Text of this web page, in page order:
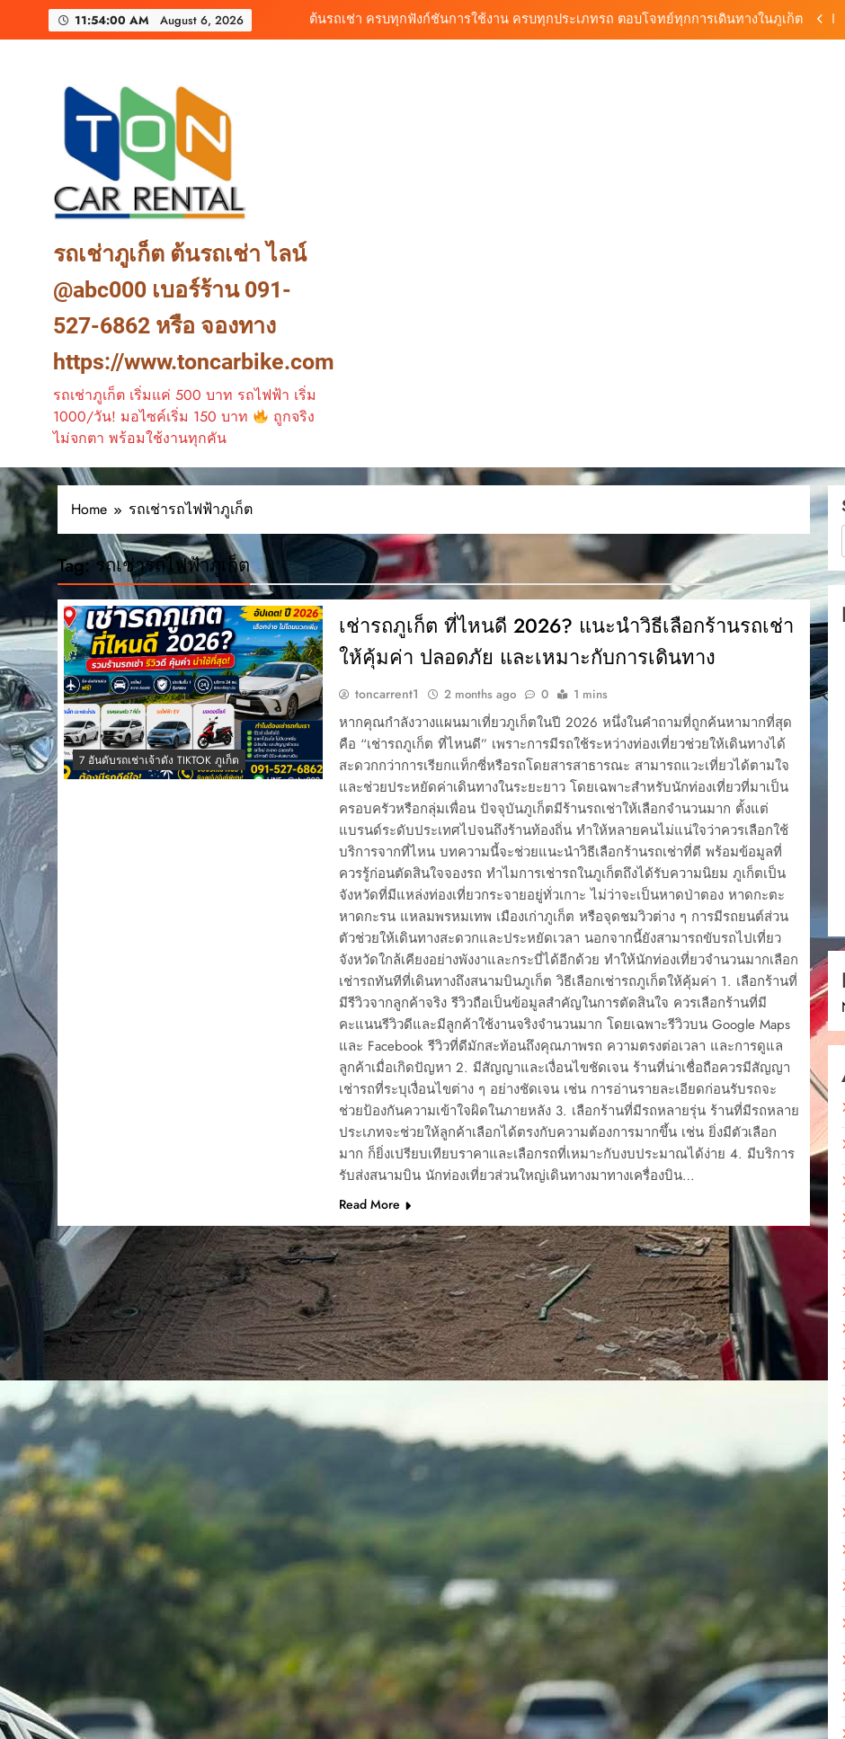
11:54:02 AM August 6, 2026
เช่ารถไฟฟ้าร้านต้นรถเช่า ทางเลือกใหม่ของการเที่ยวภูเก็ต ขับเงียบ ประหยัด และทันสมัย
รถเช่าภูเก็ต ต้นรถเช่า ไลน์
@abc000 เบอร์ร้าน 091-
527-6862 หรือ จองทาง
https://www.toncarbike.com
รถเช่าภูเก็ต เริ่มแค่ 500 บาท รถไฟฟ้า เริ่ม
1000/วัน! มอไซค์เริ่ม 150 บาท
ถูกจริง
ไม่จกตา พร้อมใช้งานทุกคัน
Home รถเช่ารถไฟฟ้าภูเก็ต
Tag:รถเช่ารถไฟฟ้าภูเก็ต
7 อันดับรถเช่าเจ้าดัง TIKTOK ภูเก็ต
เช่ารถภูเก็ต ที่ไหนดี 2026? แนะนำวิธีเลือกร้านรถเช่า
ให้คุ้มค่า ปลอดภัย และเหมาะกับการเดินทาง
toncarrent1 2 months ago 0 1 mins
หากคุณกำลังวางแผนมาเที่ยวภูเก็ตในปี 2026 หนึ่งในคำถามที่ถูกค้นหามากที่สุด
คือ “เช่ารถภูเก็ต ที่ไหนดี” เพราะการมีรถใช้ระหว่างท่องเที่ยวช่วยให้เดินทางได้
สะดวกกว่าการเรียกแท็กซี่หรือรถโดยสารสาธารณะ สามารถแวะเที่ยวได้ตามใจ
และช่วยประหยัดค่าเดินทางในระยะยาว โดยเฉพาะสำหรับนักท่องเที่ยวที่มาเป็น
ครอบครัวหรือกลุ่มเพื่อน ปัจจุบันภูเก็ตมีร้านรถเช่าให้เลือกจำนวนมาก ตั้งแต่
แบรนด์ระดับประเทศไปจนถึงร้านท้องถิ่น ทำให้หลายคนไม่แน่ใจว่าควรเลือกใช้
บริการจากที่ไหน บทความนี้จะช่วยแนะนำวิธีเลือกร้านรถเช่าที่ดี พร้อมข้อมูลที่
ควรรู้ก่อนตัดสินใจจองรถ ทำไมการเช่ารถในภูเก็ตถึงได้รับความนิยม ภูเก็ตเป็น
จังหวัดที่มีแหล่งท่องเที่ยวกระจายอยู่ทั่วเกาะ ไม่ว่าจะเป็นหาดป่าตอง หาดกะตะ
หาดกะรน แหลมพรหมเทพ เมืองเก่าภูเก็ต หรือจุดชมวิวต่าง ๆ การมีรถยนต์ส่วน
ตัวช่วยให้เดินทางสะดวกและประหยัดเวลา นอกจากนี้ยังสามารถขับรถไปเที่ยว
จังหวัดใกล้เคียงอย่างพังงาและกระบี่ได้อีกด้วย ทำให้นักท่องเที่ยวจำนวนมากเลือก
เช่ารถทันทีที่เดินทางถึงสนามบินภูเก็ต วิธีเลือกเช่ารถภูเก็ตให้คุ้มค่า 1. เลือกร้านที่
มีรีวิวจากลูกค้าจริง รีวิวถือเป็นข้อมูลสำคัญในการตัดสินใจ ควรเลือกร้านที่มี
คะแนนรีวิวดีและมีลูกค้าใช้งานจริงจำนวนมาก โดยเฉพาะรีวิวบน Google Maps
และ Facebook รีวิวที่ดีมักสะท้อนถึงคุณภาพรถ ความตรงต่อเวลา และการดูแล
ลูกค้าเมื่อเกิดปัญหา 2. มีสัญญาและเงื่อนไขชัดเจน ร้านที่น่าเชื่อถือควรมีสัญญา
เช่ารถที่ระบุเงื่อนไขต่าง ๆ อย่างชัดเจน เช่น การอ่านรายละเอียดก่อนรับรถจะ
ช่วยป้องกันความเข้าใจผิดในภายหลัง 3. เลือกร้านที่มีรถหลายรุ่น ร้านที่มีรถหลาย
ประเภทจะช่วยให้ลูกค้าเลือกได้ตรงกับความต้องการมากขึ้น เช่น ยิ่งมีตัวเลือก
มาก ก็ยิ่งเปรียบเทียบราคาและเลือกรถที่เหมาะกับงบประมาณได้ง่าย 4. มีบริการ
รับส่งสนามบิน นักท่องเที่ยวส่วนใหญ่เดินทางมาทางเครื่องบิน…
Read More